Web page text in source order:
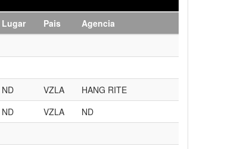
Lugar Pais
Agencia
ND VZLA
HANG RITE
ND VZLA
ND